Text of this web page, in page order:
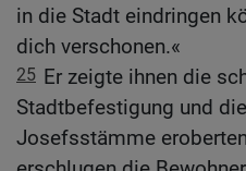
in die Stadt eindringen
dich verschonen.«
25 Er zeigte ihnen die
Stadtbefestigung und
Josefsstämme